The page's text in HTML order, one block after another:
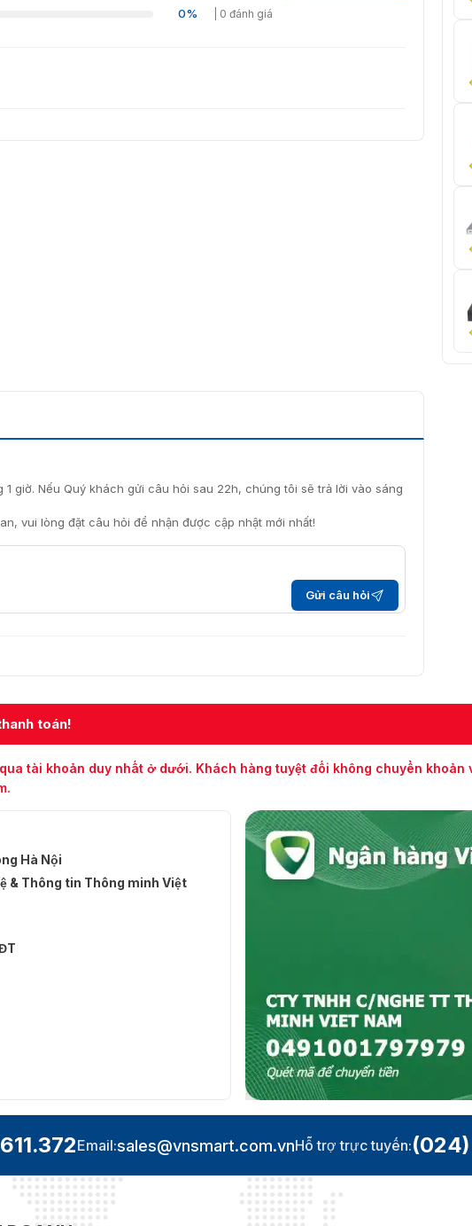
0% | 0 đánh giá
1 giờ. Nếu Quý khách gửi câu hỏi sau 22h, chúng tôi sẽ trả lời vào sáng
vui lòng đặt câu hỏi để nhận được cập nhật mới nhất!
Gửi câu hỏi
toán!
tài khoản duy nhất ở dưới. Khách hàng tuyệt đối không chuyển khoản
Hà Nội
& Thông tin Thông minh Việt
Email:sales@vnsmart.com.vnHỗ trợ trực tuyến: